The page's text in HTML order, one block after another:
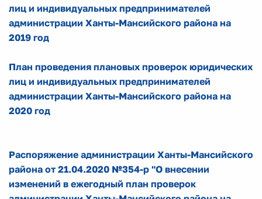
лиц и индивидуальных предпринимателей
администрации Ханты-Мансийского района на
2019 год
План проведения плановых проверок юридических
лиц и индивидуальных предпринимателей
администрации Ханты-Мансийского района на
2020 год
Распоряжение администрации Ханты-Мансийского
района от 21.04.2020 №354-р "О внесении
изменений в ежегодный план проверок